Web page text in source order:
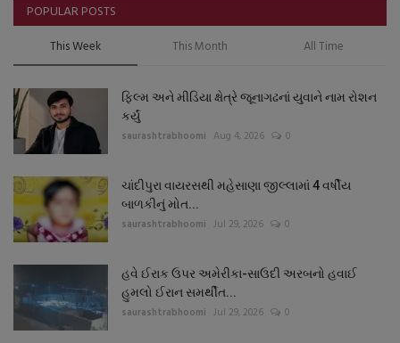
POPULAR POSTS
This Week This Month All Time
ફિલ્મ અને મીડિયા ક્ષેત્રે જૂનાગઢનાં યુવાને નામ રોશન
કર્યું
saurashtrabhoomi Aug 4, 2026 0
ચાંદીપુરા વાયરસથી મહેસાણા જીલ્લામાં 4 વર્ષીય
બાળકીનું મોત...
saurashtrabhoomi Jul 29, 2026 0
હવે ઈરાક ઉપર અમેરીકા-સાઉદી અરબનો હવાઈ
હુમલો ઈરાન સમર્થીત...
saurashtrabhoomi Jul 29, 2026 0